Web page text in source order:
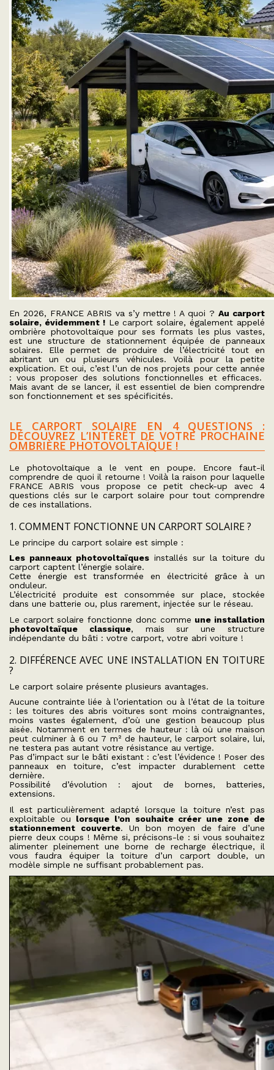
En 2026, FRANCE ABRIS va s’y mettre ! A quoi ?Au carport
solaire, évidemment !Le carport solaire, également appelé
ombrière photovoltaïque pour ses formats les plus vastes,
est une structure de stationnement équipée de panneaux
solaires. Elle permet de produire de l’électricité tout en
abritant un ou plusieurs véhicules. Voilà pour la petite
explication. Et oui, c’est l’un de nos projets pour cette année
: vous proposer des solutions fonctionnelles et efficaces.
Mais avant de se lancer, il est essentiel de bien comprendre
son fonctionnement et ses spécificités.
LE CARPORT SOLAIRE EN 4 QUESTIONS :
DÉCOUVREZ L’INTÉRÊT DE VOTRE PROCHAINE
OMBRIÈRE PHOTOVOLTAÏQUE !
Le photovoltaïque a le vent en poupe. Encore faut-il
comprendre de quoi il retourne ! Voilà la raison pour laquelle
FRANCE ABRIS vous propose ce petit check-up avec 4
questions clés sur le carport solaire pour tout comprendre
de ces installations.
1. COMMENT FONCTIONNE UN CARPORT SOLAIRE ?
Le principe du carport solaire est simple :
Les panneaux photovoltaïques installés sur la toiture du
carport captent l’énergie solaire.
Cette énergie est transformée en électricité grâce à un
onduleur.
L’électricité produite est consommée sur place, stockée
dans une batterie ou, plus rarement, injectée sur le réseau.
Le carport solaire fonctionne donc comme une installation
photovoltaïque classique, mais sur une structure
indépendante du bâti : votre carport, votre abri voiture !
2. DIFFÉRENCE AVEC UNE INSTALLATION EN TOITURE
?
Le carport solaire présente plusieurs avantages.
Aucune contrainte liée à l’orientation ou à l’état de la toiture
: les toitures des abris voitures sont moins contraignantes,
moins vastes également, d’où une gestion beaucoup plus
aisée. Notamment en termes de hauteur : là où une maison
peut culminer à 6 ou 7 m² de hauteur, le carport solaire, lui,
ne testera pas autant votre résistance au vertige.
Pas d’impact sur le bâti existant : c’est l’évidence ! Poser des
panneaux en toiture, c’est impacter durablement cette
dernière.
Possibilité d’évolution : ajout de bornes, batteries,
extensions.
Il est particulièrement adapté lorsque la toiture n’est pas
exploitable ou lorsque l’on souhaite créer une zone de
stationnement couverte. Un bon moyen de faire d’une
pierre deux coups ! Même si, précisons-le : si vous souhaitez
alimenter pleinement une borne de recharge électrique, il
vous faudra équiper la toiture d’un carport double, un
modèle simple ne suffisant probablement pas.